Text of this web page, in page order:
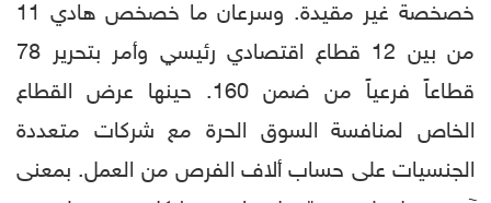
خصخصة غير مقيدة. وسرعان ما خصخص هادي 11
من بين 12 قطاع اقتصادي رئيسي وأمر بتحرير 78
قطاعاً فرعياً من ضمن 160. حينها عرض القطاع
الخاص لمنافسة السوق الحرة مع شركات متعددة
الجنسيات على حساب ألاف الفرص من العمل. بمعنى